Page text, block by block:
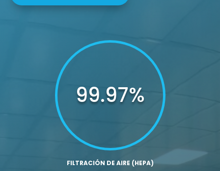
99.97%
FILTRACIÓN DE AIRE (HEPA)